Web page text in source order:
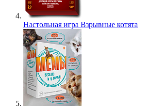
Настольная игра Взрывные котята